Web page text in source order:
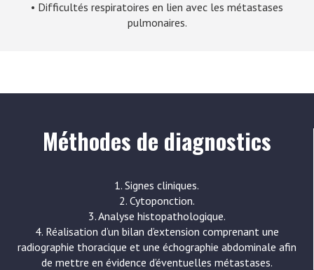
• Difficultés respiratoires en lien avec les métastases
pulmonaires.
Méthodes de diagnostics
1. Signes cliniques.
2. Cytoponction.
3. Analyse histopathologique.
4. Réalisation d’un bilan d’extension comprenant une
radiographie thoracique et une échographie abdominale afin
de mettre en évidence d’éventuelles métastases.